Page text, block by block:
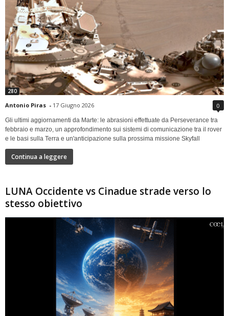
280
Antonio Piras - 17 Giugno 2026 0
Gli ultimi aggiornamenti da Marte: le abrasioni effettuate da Perseverance tra
febbraio e marzo, un approfondimento sui sistemi di comunicazione tra il rover
e le basi sulla Terra e un'anticipazione sulla prossima missione Skyfall
Continua a leggere
LUNA Occidente vs Cinadue strade verso lo
stesso obiettivo